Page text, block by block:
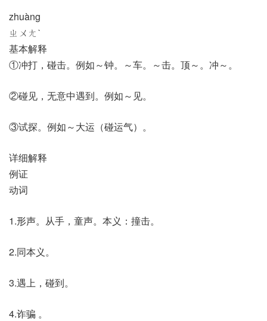
zhuàng
ㄓㄨㄤˋ
基本解释
①冲打，碰击。例如～钟。～车。～击。顶～。冲～。
②碰见，无意中遇到。例如～见。
③试探。例如～大运（碰运气）。
详细解释
例证
动词
1.形声。从手，童声。本义：撞击。
2.同本义。
3.遇上，碰到。
4.诈骗 。